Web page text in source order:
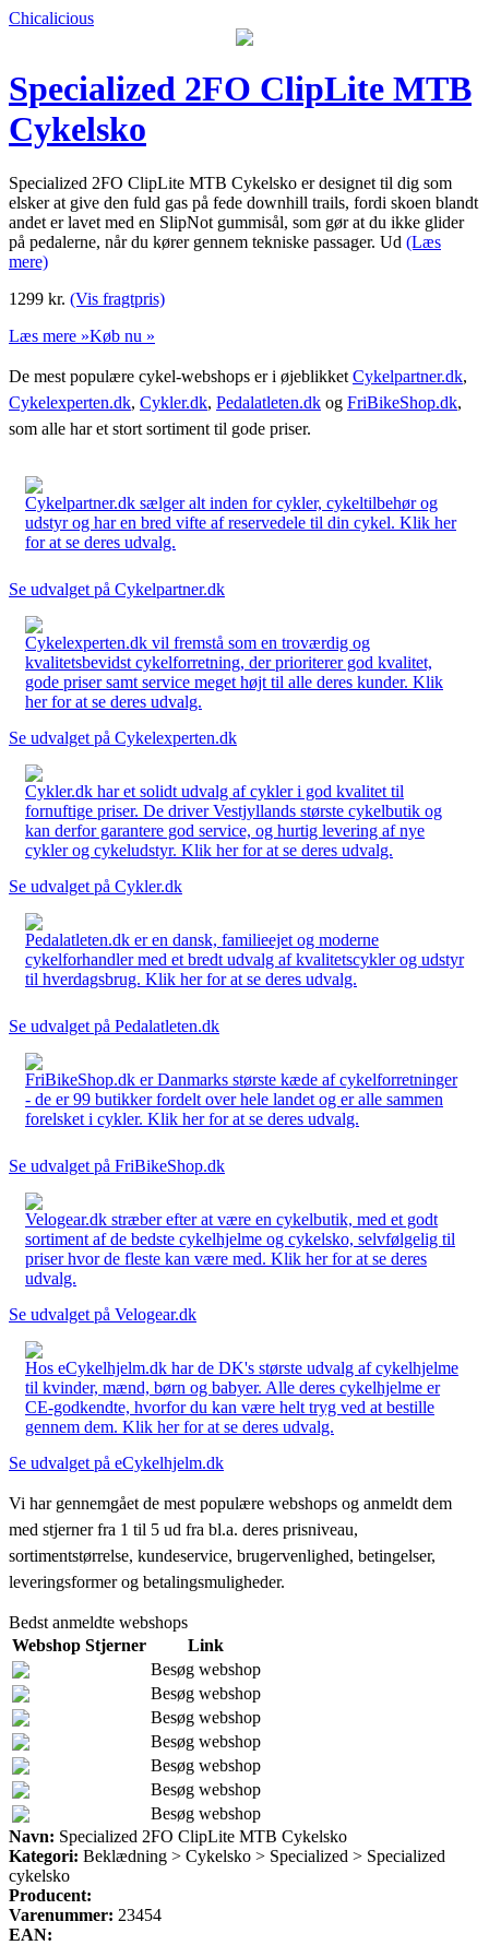
Chicalicious
Specialized 2FO ClipLite MTB
Cykelsko
Specialized 2FO ClipLite MTB Cykelsko er designet til dig som
elsker at give den fuld gas på fede downhill trails, fordi skoen blandt
andet er lavet med en SlipNot gummisål, som gør at du ikke glider
på pedalerne, når du kører gennem tekniske passager. Ud (Læs
mere)
1299 kr. (Vis fragtpris)
Læs mere »Køb nu »
De mest populære cykel-webshops er i øjeblikket Cykelpartner.dk,
Cykelexperten.dk, Cykler.dk, Pedalatleten.dk og FriBikeShop.dk,
som alle har et stort sortiment til gode priser.
Cykelpartner.dk sælger alt inden for cykler, cykeltilbehør og
udstyr og har en bred vifte af reservedele til din cykel. Klik her
for at se deres udvalg.
Se udvalget på Cykelpartner.dk
Cykelexperten.dk vil fremstå som en troværdig og
kvalitetsbevidst cykelforretning, der prioriterer god kvalitet,
gode priser samt service meget højt til alle deres kunder. Klik
her for at se deres udvalg.
Se udvalget på Cykelexperten.dk
Cykler.dk har et solidt udvalg af cykler i god kvalitet til
fornuftige priser. De driver Vestjyllands største cykelbutik og
kan derfor garantere god service, og hurtig levering af nye
cykler og cykeludstyr. Klik her for at se deres udvalg.
Se udvalget på Cykler.dk
Pedalatleten.dk er en dansk, familieejet og moderne
cykelforhandler med et bredt udvalg af kvalitetscykler og udstyr
til hverdagsbrug. Klik her for at se deres udvalg.
Se udvalget på Pedalatleten.dk
FriBikeShop.dk er Danmarks største kæde af cykelforretninger
- de er 99 butikker fordelt over hele landet og er alle sammen
forelsket i cykler. Klik her for at se deres udvalg.
Se udvalget på FriBikeShop.dk
Velogear.dk stræber efter at være en cykelbutik, med et godt
sortiment af de bedste cykelhjelme og cykelsko, selvfølgelig til
priser hvor de fleste kan være med. Klik her for at se deres
udvalg.
Se udvalget på Velogear.dk
Hos eCykelhjelm.dk har de DK's største udvalg af cykelhjelme
til kvinder, mænd, børn og babyer. Alle deres cykelhjelme er
CE-godkendte, hvorfor du kan være helt tryg ved at bestille
gennem dem. Klik her for at se deres udvalg.
Se udvalget på eCykelhjelm.dk
Vi har gennemgået de mest populære webshops og anmeldt dem
med stjerner fra 1 til 5 ud fra bl.a. deres prisniveau,
sortimentstørrelse, kundeservice, brugervenlighed, betingelser,
leveringsformer og betalingsmuligheder.
Bedst anmeldte webshops
Webshop Stjerner
Link
Besøg webshop
Besøg webshop
Besøg webshop
Besøg webshop
Besøg webshop
Besøg webshop
Besøg webshop
Navn: Specialized 2FO ClipLite MTB Cykelsko
Kategori: Beklædning > Cykelsko > Specialized > Specialized
cykelsko
Producent:
Varenummer: 23454
EAN: